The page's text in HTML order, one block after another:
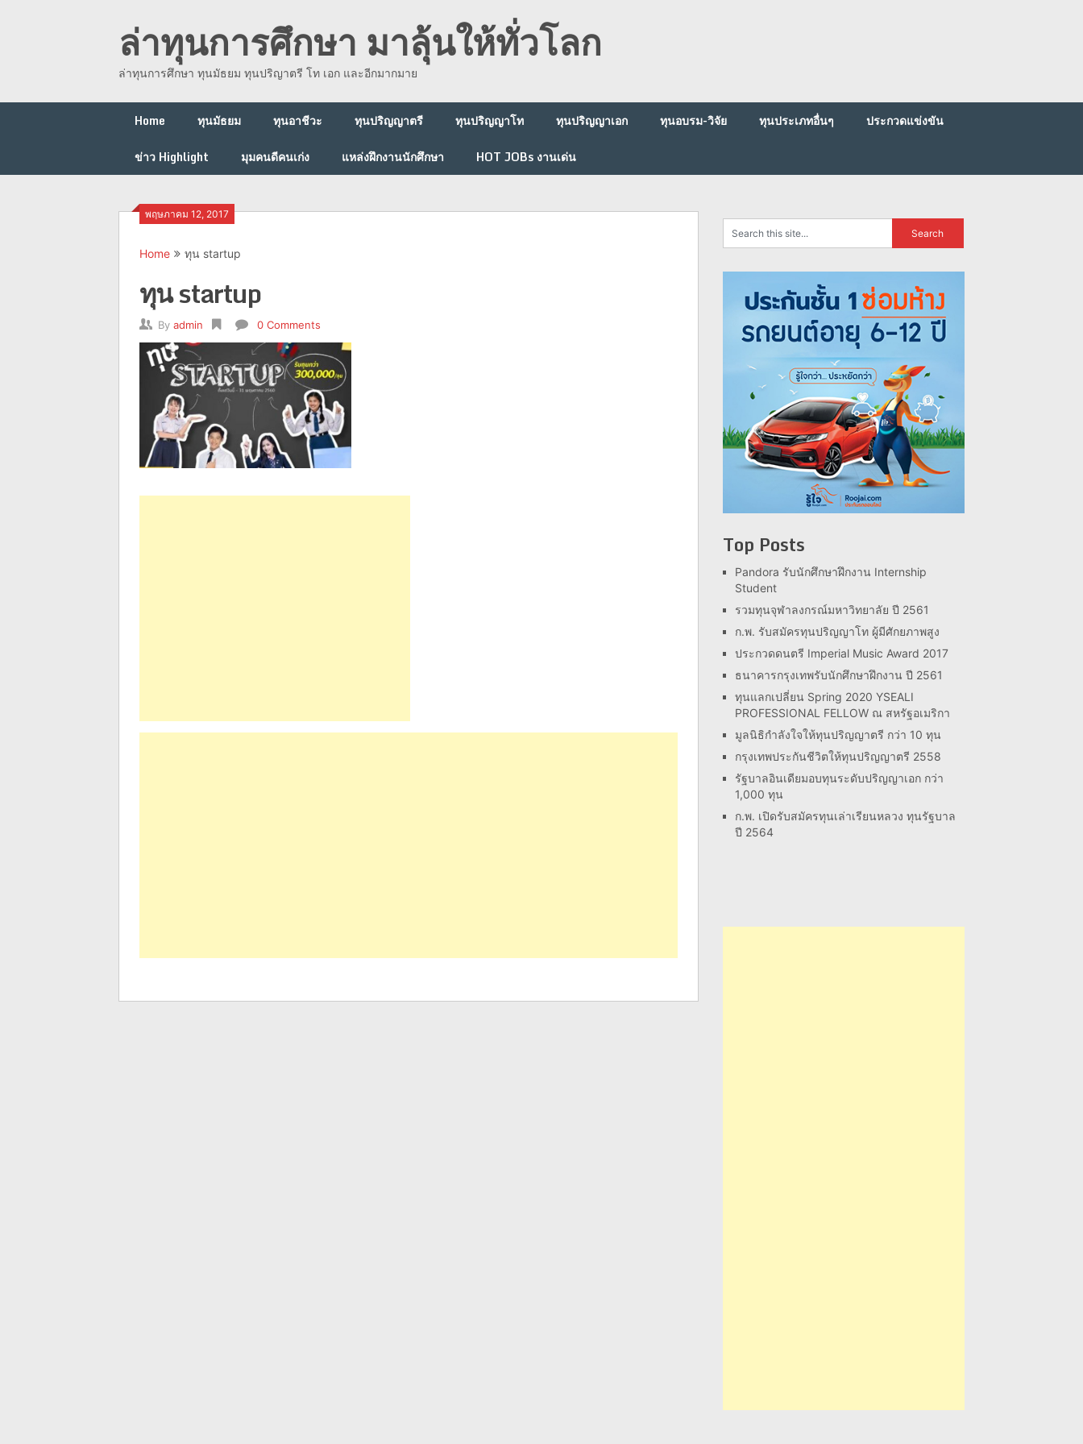
ล่าทุนการศึกษา มาลุ้นให้ทั่วโลก
ล่าทุนการศึกษา ทุนมัธยม ทุนปริญาตรี โท เอก และอีกมากมาย
Home ทุนมัธยม ทุนอาชีวะ ทุนปริญญาตรี ทุนปริญญาโท ทุนปริญญาเอก ทุนอบรม-วิจัย ทุนประเภทอื่นๆ
ประกวดแข่งขัน
ข่าว Highlight
มุมคนดีคนเก่ง แหล่งฝึกงานนักศึกษา HOT JOBs งานเด่น
พฤษภาคม 12, 2017
Home ทุน startup
ทุน startup
By admin 0 Comments
Top Posts
Pandora รับนักศึกษาฝึกงาน Internship
Student
รวมทุนจุฬาลงกรณ์มหาวิทยาลัย ปี 2561
ก.พ. รับสมัครทุนปริญญาโท ผู้มีศักยภาพสูง
ประกวดดนตรี Imperial Music Award 2017
ธนาคารกรุงเทพรับนักศึกษาฝึกงาน ปี 2561
ทุนแลกเปลี่ยน Spring 2020 YSEALI
PROFESSIONAL FELLOW ณ สหรัฐอเมริกา
มูลนิธิกำลังใจให้ทุนปริญญาตรี กว่า 10 ทุน
กรุงเทพประกันชีวิตให้ทุนปริญญาตรี 2558
รัฐบาลอินเดียมอบทุนระดับปริญญาเอก กว่า
1,000 ทุน
ก.พ. เปิดรับสมัครทุนเล่าเรียนหลวง ทุนรัฐบาล
ปี 2564